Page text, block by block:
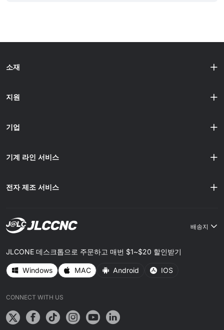
성 덕분에 상세한 프로토타입을 단기간에 제작할 수 있으며,
최적......
을 이해하는 것이 중요합니다. 팁: JLC3DP CNC 가공 재료
Nylon-PA6 > ABS-White > ABS-Black = Polypropylene >
한 시간에는 설정 시간, 프로그래밍 시간, 실제 가공 시간이
소재
지원
기업
기계 라인 서비스
전자 제조 서비스
배송지
JLCONE 데스크톱으로 주문하고 매번 $1~$20 할인받기
Windows MAC Android IOS
CONNECT WITH US
더 나은 서비스 제공을 위해 도와주세요
당사는 웹사이트의 안정성과 보안을 유지하고, 최적화된 사용자 경